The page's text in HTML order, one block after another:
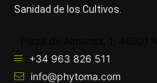
Sanidad de los Cultivos.
+34 963 826 511
info@phytoma.com